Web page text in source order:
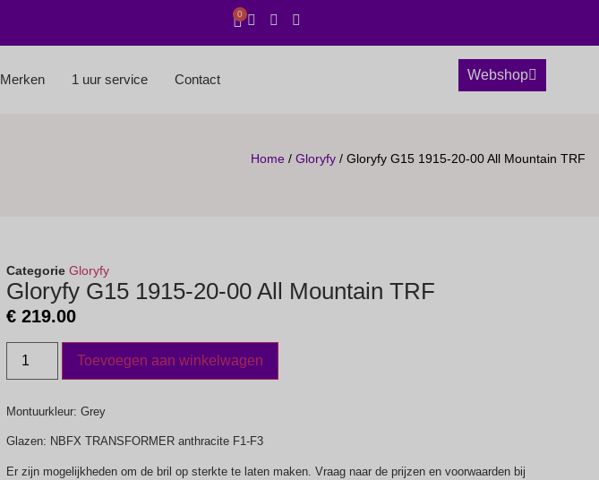
0
Merken 1 uur service Contact Webshop
Home / Gloryfy / Gloryfy G15 1915-20-00 All Mountain TRF
Categorie Gloryfy
Gloryfy G15 1915-20-00 All Mountain TRF
€ 219.00
Toevoegen aan winkelwagen
Montuurkleur: Grey
Glazen: NBFX TRANSFORMER anthracite F1-F3
Er zijn mogelijkheden om de bril op sterkte te laten maken. Vraag naar de prijzen en voorwaarden bij